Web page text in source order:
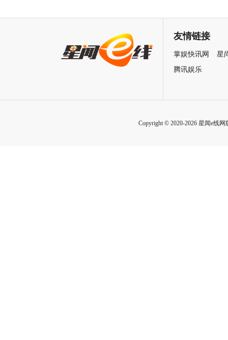
友情链接
掌娱快讯网
星
腾讯娱乐
Copyright © 2020-2026 星闻e线